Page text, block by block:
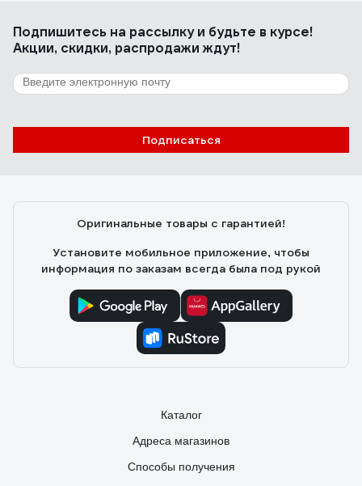
Подпишитесь на рассылкуи будьте в курсе!
Акции, скидки, распродажи ждут!
Подписаться
Оригинальные товары с гарантией!
Установите мобильное приложение, чтобы
информация по заказам всегда была под рукой
Каталог
Адреса магазинов
Способы получения